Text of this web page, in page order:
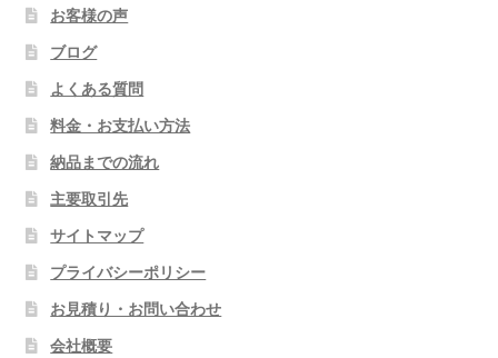
お客様の声
ブログ
よくある質問
料金・お支払い方法
納品までの流れ
主要取引先
サイトマップ
プライバシーポリシー
お見積り・お問い合わせ
会社概要